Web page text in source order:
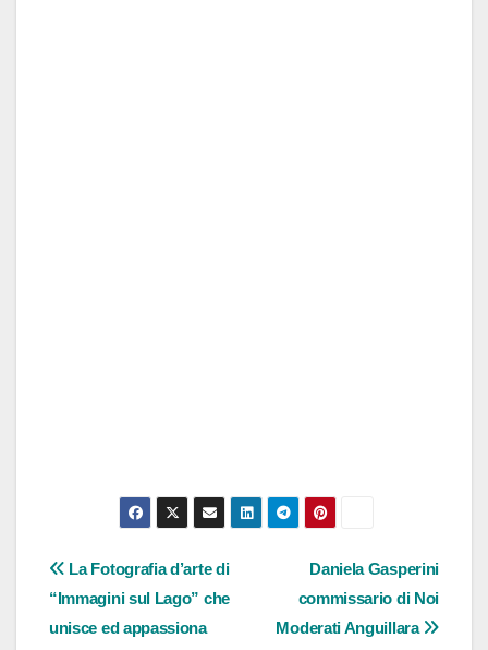
Navigazione
articoli
Daniela Gasperini
commissario di Noi
Moderati Anguillara
La Fotografia d’arte di
“Immagini sul Lago” che
unisce ed appassiona